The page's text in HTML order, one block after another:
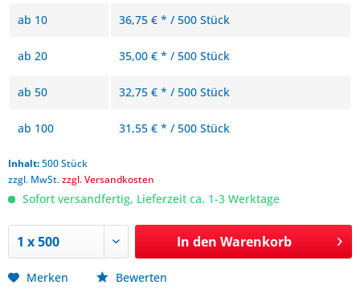
ab 10 36,75 € * / 500 Stück
ab 20 35,00 € * / 500 Stück
ab 50 32,75 € * / 500 Stück
ab 100 31,55 € * / 500 Stück
Inhalt:500 Stück
zzgl. MwSt.zzgl. Versandkosten
Sofort versandfertig, Lieferzeit ca. 1-3 Werktage
In den Warenkorb
Merken Bewerten